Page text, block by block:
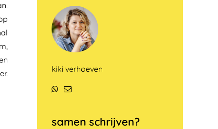
kiki verhoeven
WhatsApp
E-
samen schrijven?